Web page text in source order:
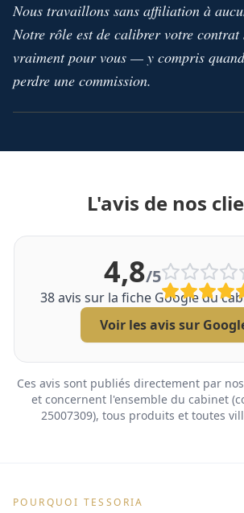
Nous travaillons sans affiliation à
Notre rôle est de calibrer votre contrat
vraiment pour vous — y compris
perdre une commission.
L'avis de nos
4,8/5
38avis sur la fiche Google du
Voir les avis sur
Ces avis sont publiés directement par
et concernent l'ensemble du cabinet
25007309), tous produits et toutes
POURQUOI TESSORIA